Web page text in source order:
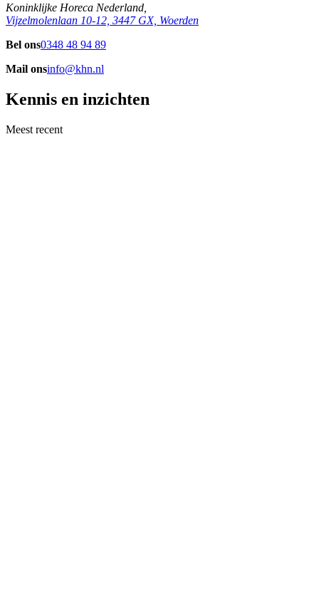
Koninklijke Horeca Nederland,
Vijzelmolenlaan 10-12, 3447 GX, Woerden
Bel ons0348 48 94 89
Mail onsinfo@khn.nl
Kennis en inzichten
Meest recent